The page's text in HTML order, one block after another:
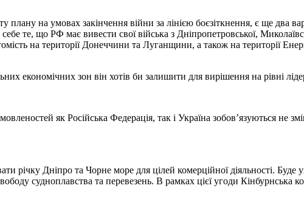
плану на умовах закінчення війни за лінією боєзіткнення, є ще два
те, що РФ має вивести свої війська з Дніпропетровської,
на території Донеччини та Луганщини, а також на території
економічних зон він хотів би залишити для вирішення на рівні
як Російська Федерація, так і Україна зобов’язуються не
річку Дніпро та Чорне море для цілей комерційної діяльності. Буде
судноплавства та перевезень. В рамках цієї угоди Кінбурнська